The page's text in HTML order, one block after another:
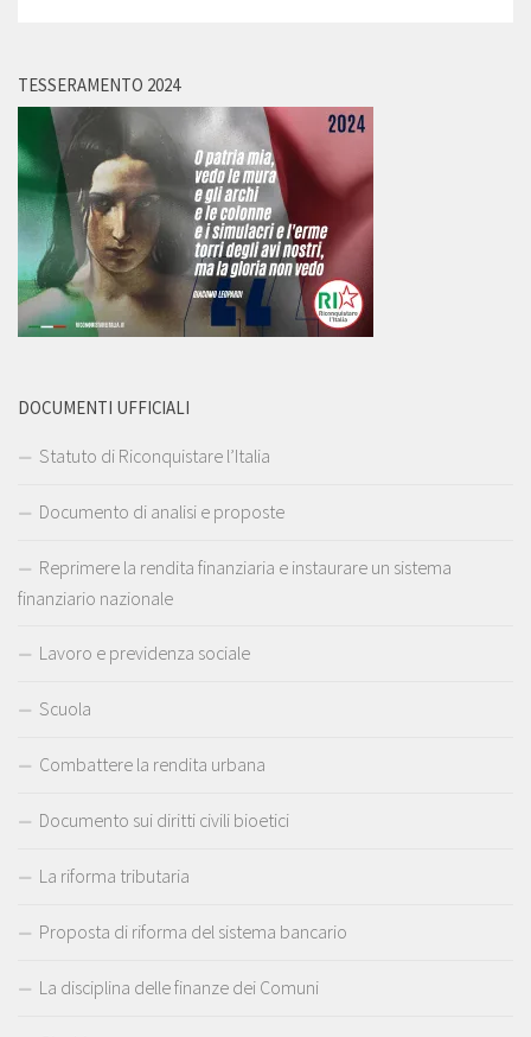
TESSERAMENTO 2024
DOCUMENTI UFFICIALI
Statuto di Riconquistare l’Italia
Documento di analisi e proposte
Reprimere la rendita finanziaria e instaurare un sistema
finanziario nazionale
Lavoro e previdenza sociale
Scuola
Combattere la rendita urbana
Documento sui diritti civili bioetici
La riforma tributaria
Proposta di riforma del sistema bancario
La disciplina delle finanze dei Comuni